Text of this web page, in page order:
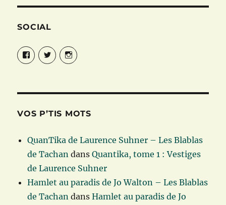
SOCIAL
FacebookTwitterInstagram
VOS P’TIS MOTS
QuanTika de Laurence Suhner – Les Blablas
de Tachan dansQuantika, tome 1 : Vestiges
de Laurence Suhner
Hamlet au paradis de Jo Walton – Les Blablas
de Tachan dansHamlet au paradis de Jo